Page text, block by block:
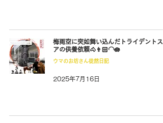
梅雨空に突如舞い込んだトライデントス
アの供養依頼🐴👨🏻‍🦲🪷
ウマのお坊さん徒然日記
2025年7月16日